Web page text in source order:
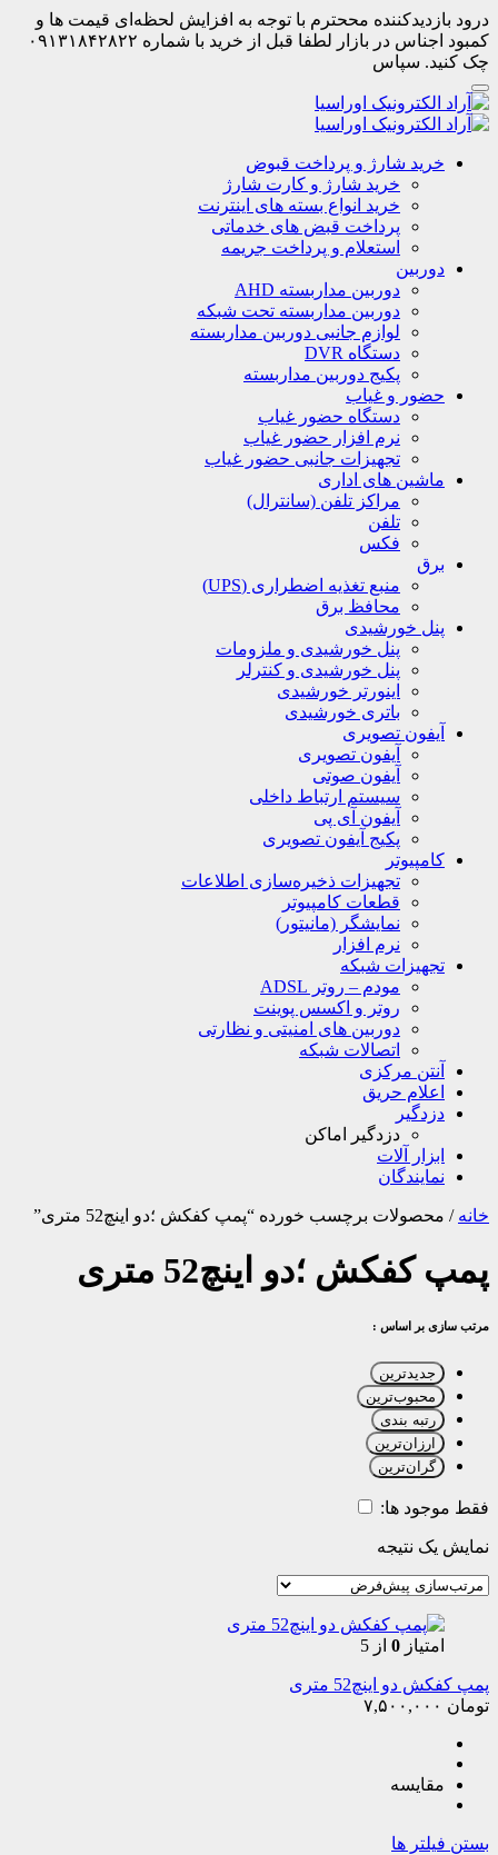
درود بازدیدکننده مححترم با توجه به افزایش لحظه‌ای قیمت ها و
کمبود اجناس در بازار لطفا قبل از خرید با شماره ۰۹۱۳۱۸۴۲۸۲۲
چک کنید. سپاس
خرید شارژ و پرداخت قبوض
خرید شارژ و کارت شارژ
خرید انواع بسته های اینترنت
پرداخت قبض های خدماتی
استعلام و پرداخت جریمه
دوربین
دوربین مداربسته AHD
دوربین مداربسته تحت شبکه
لوازم جانبی دوربین مداربسته
دستگاه DVR
پکیج دوربین مداربسته
حضور و غیاب
دستگاه حضور غیاب
نرم افزار حضور غیاب
تجهیزات جانبی حضور غیاب
ماشین های اداری
مراکز تلفن (سانترال)
تلفن
فکس
برق
منبع تغذیه اضطراری (UPS)
محافظ برق
پنل خورشیدی
پنل خورشیدی و ملزومات
پنل خورشیدی و کنترلر
اینورتر خورشیدی
باتری خورشیدی
آیفون تصویری
آیفون تصویری
آیفون صوتی
سیستم ارتباط داخلی
آیفون آی پی
پکیج آیفون تصویری
کامپیوتر
تجهیزات ذخیره‌سازی اطلاعات
قطعات کامپیوتر
نمایشگر (مانیتور)
نرم افزار
تجهیزات شبکه
مودم – روتر ADSL
روتر و اکسس پوینت
دوربین های امنیتی و نظارتی
اتصالات شبکه
آنتن مرکزی
اعلام حریق
دزدگیر
دزدگیر اماکن
ابزار آلات
نمایندگان
خانه / محصولات برچسب خورده “پمپ کفکش ؛دو اینچ52 متری”
پمپ کفکش ؛دو اینچ52 متری
مرتب سازی بر اساس :
جدیدترین
محبوب‌ترین
رتبه بندی
ارزان‌ترین
گران‌ترین
فقط موجود ها:
نمایش یک نتیجه
امتیاز 0 از 5
پمپ کفکش دو اینچ52 متری
تومان
مقایسه
بستن فیلتر ها